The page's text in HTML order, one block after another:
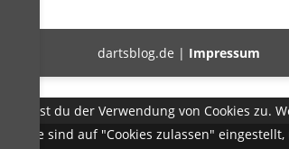
dartsblog.de | Impressum
du der Verwendung von Cookies zu.
sind auf "Cookies zulassen"